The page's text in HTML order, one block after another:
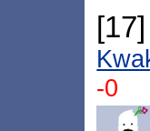
[17]
-0